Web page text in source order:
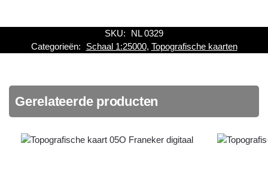
SKU:
NL 0329
Categorieën:
Schaal 1:25000, Topografische kaarten
Gerelateerde producten